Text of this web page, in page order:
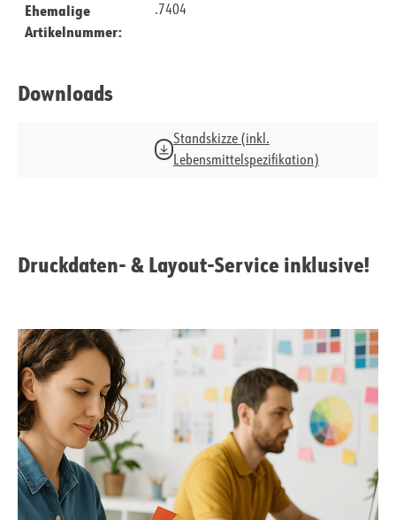
Ehemalige
Artikelnummer:
.7404
Downloads
Standskizze (inkl.
Lebensmittelspezifikation)
Druckdaten- & Layout-Service inklusive!